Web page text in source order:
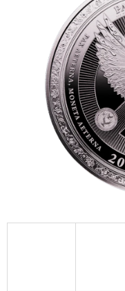
5
hvězdiček.